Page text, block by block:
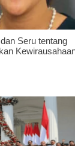
Seru tentang